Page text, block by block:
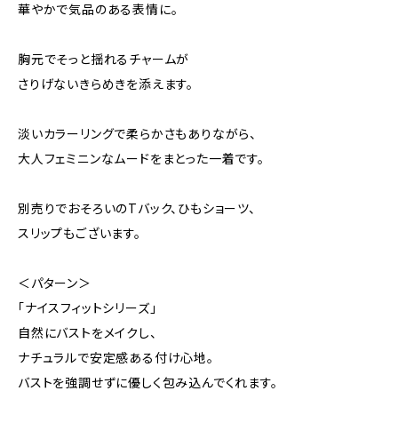
華やかで気品のある表情に。
胸元でそっと揺れるチャームが
さりげないきらめきを添えます。
淡いカラーリングで柔らかさもありながら、
大人フェミニンなムードをまとった一着です。
別売りでおそろいのTバック、ひもショーツ、
スリップもございます。
＜パターン＞
「ナイスフィットシリーズ」
自然にバストをメイクし、
ナチュラルで安定感ある付け心地。
バストを強調せずに優しく包み込んでくれます。